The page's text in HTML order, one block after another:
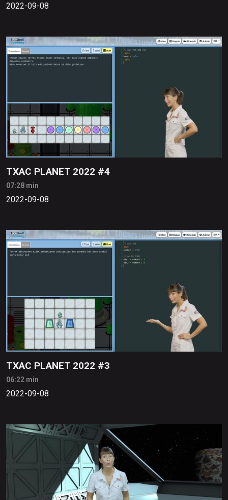
2022-09-08
TXAC PLANET 2022 #4
07:28 min
2022-09-08
TXAC PLANET 2022 #3
06:22 min
2022-09-08